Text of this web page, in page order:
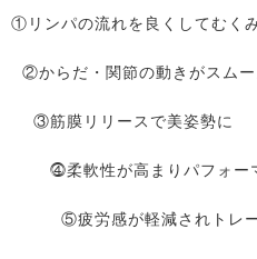
①リンパの流れを良くしてむく
②からだ・関節の動きがスムー
③筋膜リリースで美姿勢に
⓸柔軟性が高まりパフォー
⑤疲労感が軽減されトレー